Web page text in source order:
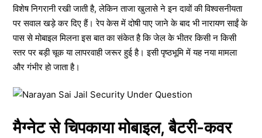
विशेष निगरानी रखी जाती है, लेकिन ताजा खुलासे ने इन दावों की विश्वसनीयता
पर सवाल खड़े कर दिए हैं। रेप केस में दोषी पाए जाने के बाद भी नारायण साईं के
पास से मोबाइल मिलना इस बात का संकेत है कि जेल के भीतर किसी न किसी
स्तर पर बड़ी चूक या लापरवाही जरूर हुई है। इसी पृष्ठभूमि में यह नया मामला
और गंभीर हो जाता है।
मैग्नेट से चिपकाया मोबाइल, बैटरी-कवर